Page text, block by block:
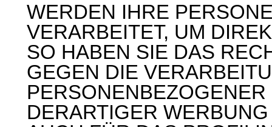
WERDEN IHRE
VERARBEITET, UM
SO HABEN SIE DAS
GEGEN DIE
DERARTIGER